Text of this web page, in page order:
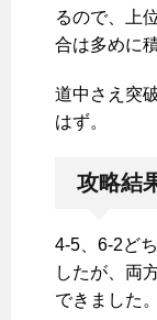
るので、上
合は多めに
道中さえ突
はず。
攻略結
4-5、6-2ど
したが、両
できました。